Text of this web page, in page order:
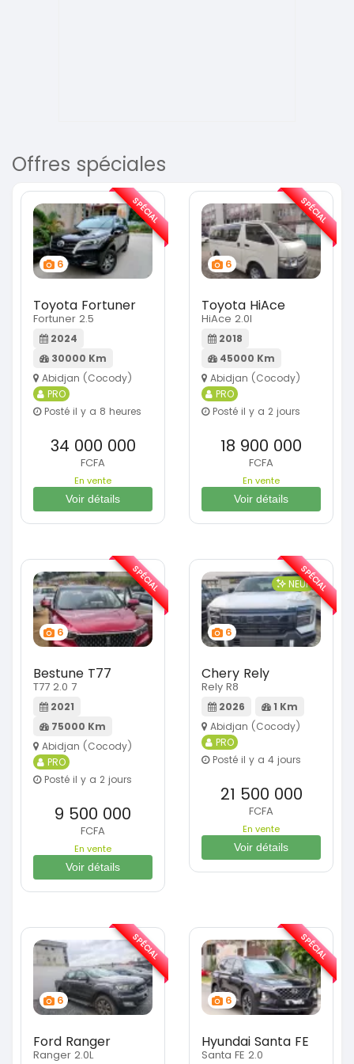
Offres spéciales
6
Toyota Fortuner
Fortuner 2.5
2024
30000 Km
Abidjan (Cocody)
PRO
Posté il y a 8 heures
34 000 000
FCFA
En vente
Voir détails
SPÉCIAL
6
Toyota HiAce
HiAce 2.0l
2018
45000 Km
Abidjan (Cocody)
PRO
Posté il y a 2 jours
18 900 000
FCFA
En vente
Voir détails
SPÉCIAL
6
Bestune T77
T77 2.0 7
2021
75000 Km
Abidjan (Cocody)
PRO
Posté il y a 2 jours
9 500 000
FCFA
En vente
Voir détails
SPÉCIAL
6
NEUF
Chery Rely
Rely R8
2026
1 Km
Abidjan (Cocody)
PRO
Posté il y a 4 jours
21 500 000
FCFA
En vente
Voir détails
SPÉCIAL
6
Ford Ranger
Ranger 2.0L
SPÉCIAL
6
Hyundai Santa FE
Santa FE 2.0
SPÉCIAL